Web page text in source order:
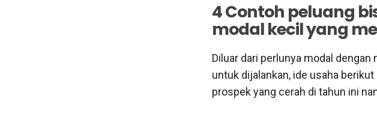
4 Contoh peluang
modal kecil yang
Diluar dari perlunya modal
untuk dijalankan, ide usaha
prospek yang cerah di tahun ini